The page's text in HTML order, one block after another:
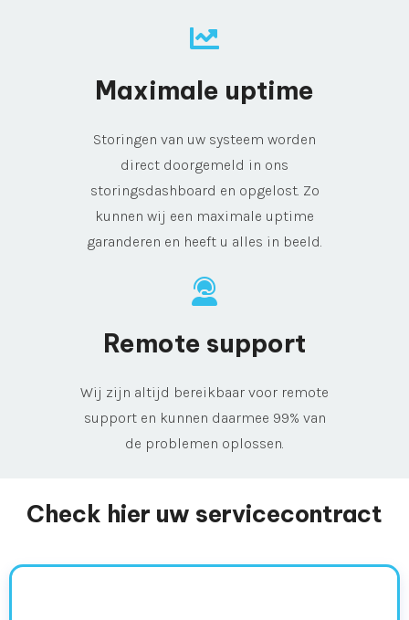
Maximale uptime
Storingen van uw systeem worden
direct doorgemeld in ons
storingsdashboard en opgelost. Zo
kunnen wij een maximale uptime
garanderen en heeft u alles in beeld.
Remote support
Wij zijn altijd bereikbaar voor remote
support en kunnen daarmee 99% van
de problemen oplossen.
Check hier uw servicecontract